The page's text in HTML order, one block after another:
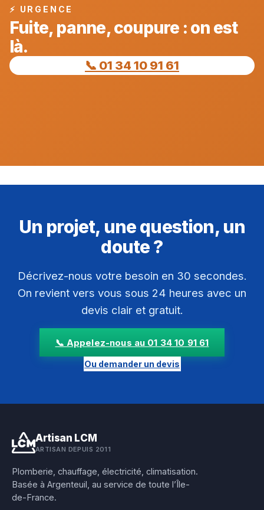
⚡ URGENCE
Fuite, panne, coupure : on est
là.
📞 01 34 10 91 61
Un projet, une question, un
doute ?
Décrivez-nous votre besoin en 30 secondes.
On revient vers vous sous 24 heures avec un
devis clair et gratuit.
📞 Appelez-nous au 01 34 10 91 61
Ou demander un devis
Artisan LCM
ARTISAN DEPUIS 2011
Plomberie, chauffage, électricité, climatisation.
Basée à Argenteuil, au service de toute l’Île-
de-France.